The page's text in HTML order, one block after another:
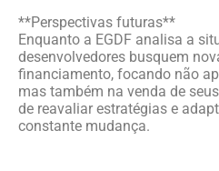
**Perspectivas futuras**
Enquanto a EGDF analisa a
desenvolvedores busquem
financiamento, focando não
mas também na venda de
de reavaliar estratégias e
constante mudança.